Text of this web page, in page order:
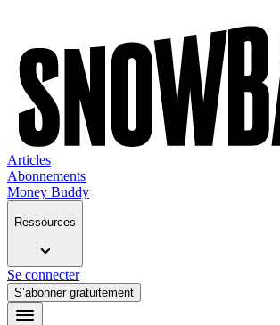
Articles
Abonnements
Money Buddy
Ressources
Se connecter
S’abonner gratuitement